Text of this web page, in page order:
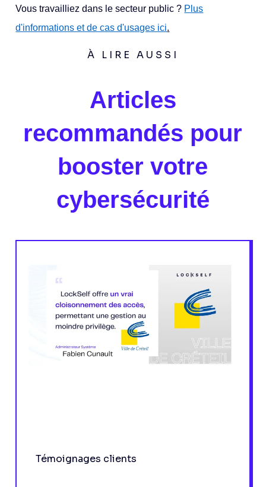
Vous travailliez dans le secteur public ? Plus
d'informations et de cas d'usages ici.
À LIRE AUSSI
Articles
recommandés pour
booster votre
cybersécurité
Témoignages clients